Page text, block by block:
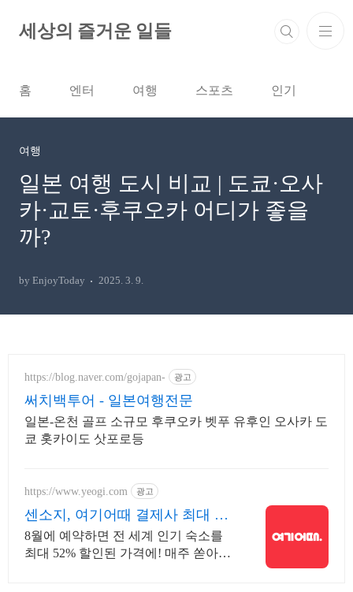
세상의 즐거운 일들
홈 엔터 여행 스포츠 인기
여행
일본 여행 도시 비교 | 도쿄·오사
카·교토·후쿠오카 어디가 좋을
까?
by EnjoyToday 2025. 3. 9.
https://blog.naver.com/gojapan- 광고
써치백투어 - 일본여행전문
일본-온천 골프 소규모 후쿠오카 벳푸 유후인 오사카 도
쿄 홋카이도 삿포로등
https://www.yeogi.com 광고
센소지, 여기어때 결제사 최대 2
만원 추가할인
8월에 예약하면 전 세계 인기 숙소를
최대 52% 할인된 가격에! 매주 쏟아지